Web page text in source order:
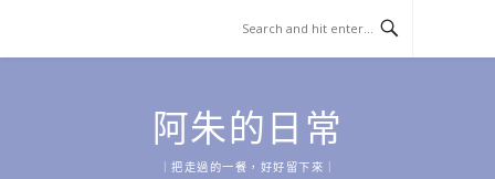
content
阿朱的日常
｜把走過的一餐，好好留下來｜